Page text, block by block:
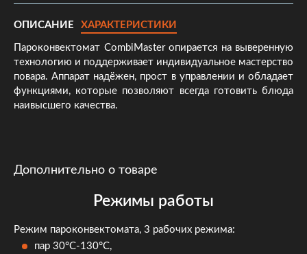
ОПИСАНИЕ ХАРАКТЕРИСТИКИ
Пароконвектомат CombiMaster опирается на выверенную
технологию и поддерживает индивидуальное мастерство
повара. Аппарат надёжен, прост в управлении и обладает
функциями, которые позволяют всегда готовить блюда
наивысшего качества.
Дополнительно о товаре
Режимы работы
Режим пароконвектомата, 3 рабочих режима:
пар 30°C-130°C,